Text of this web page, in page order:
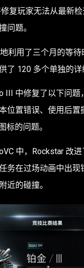
复玩家无法从最新
问题。
利用了三个月的等待
了 120 多个单独的详
III 中修复了以下问
位置错误、使用后置
标的问题。
中，Rockstar 改
务在过场动画中出现
近的碰撞。